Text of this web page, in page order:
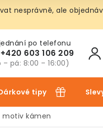
nesprávně, ale
+420 603 106 209
– pá: 8:00 – 16:00)
tipy
motiv kámen